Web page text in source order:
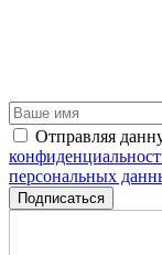
Отправляя
персональных
Подписаться